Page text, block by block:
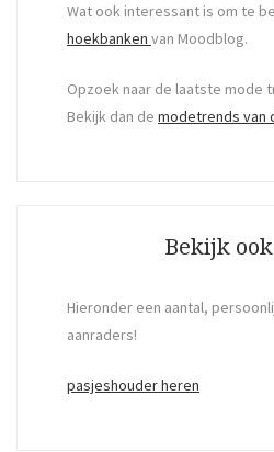
Wat ook interessant is om te
hoekbanken van Moodblog.
Opzoek naar de laatste mode
Bekijk dan de modetrends van
Bekijk
Hieronder een aantal,
aanraders!
pasjeshouder heren